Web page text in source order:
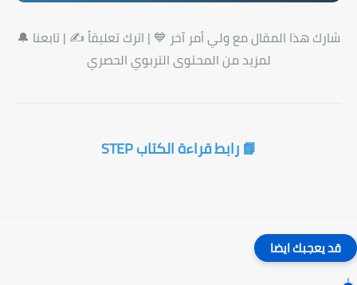
شارك هذا المقال مع ولي أمر آخر 💙 | اترك تعليقاً✍️ |تابعنا 🔔
لمزيد من المحتوى التربوي الحصري
📘 رابط قراءة الكتاب STEP
قد يعجبك ايضا